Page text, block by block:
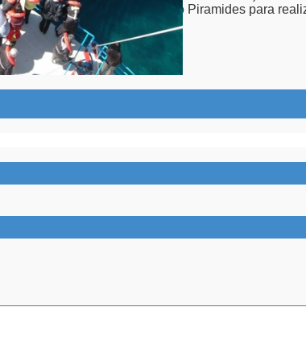
de Valdes hasta Puerto Piramides para